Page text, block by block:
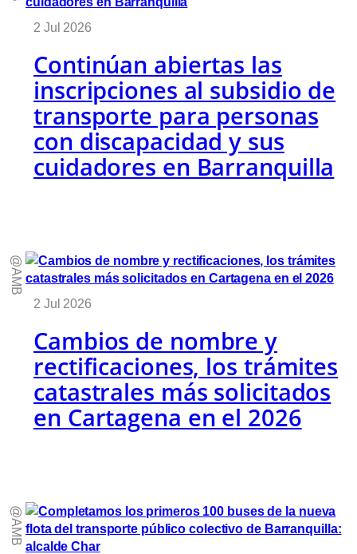
2 Jul 2026
Continúan abiertas las
inscripciones al subsidio de
transporte para personas
con discapacidad y sus
cuidadores en Barranquilla
@AMB
2 Jul 2026
Cambios de nombre y
rectificaciones, los trámites
catastrales más solicitados
en Cartagena en el 2026
@AMB